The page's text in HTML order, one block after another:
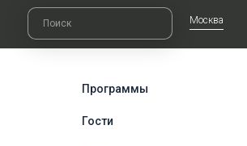
Москва
Программы
Гости